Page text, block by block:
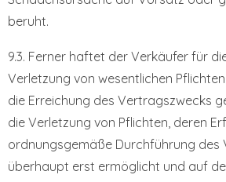
beruht.
9.3. Ferner haftet der Verkäufer für
Verletzung von wesentlichen
die Erreichung des Vertragszwecks
die Verletzung von Pflichten, deren
ordnungsgemäße Durchführung des
überhaupt erst ermöglicht und auf